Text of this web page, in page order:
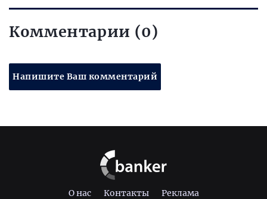
Комментарии (0)
Напишите Ваш комментарий
О нас Контакты Реклама